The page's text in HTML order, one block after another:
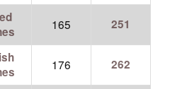
165 251
176 262